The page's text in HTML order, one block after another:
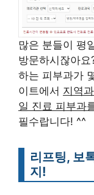
많은 분들이 평
방문하시잖아
하는 피부과가
이트에서 지역
일 진료 피부과
필수랍니다! ^^
리프팅, 보
지!